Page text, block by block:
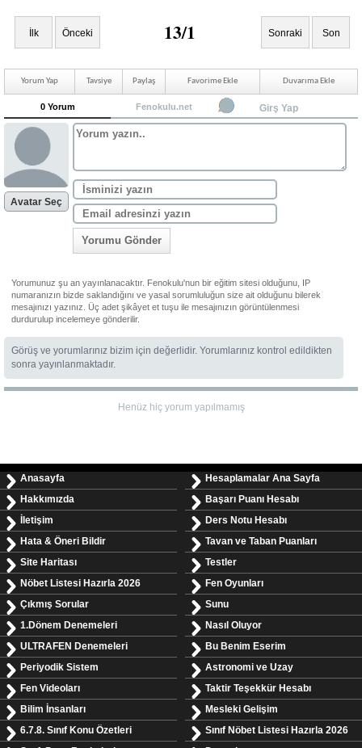
İlk Önceki 13/1 Sonraki Son
Yorum Yap Tavsiye Paylaş Favorime Ekle Duvarıma Ekle
0 Yorum Fenokulu.net Girş Yap
Avatar Seç
Yorumu Gönder
Yorumunuz şu an yayınlanacaktır. Fenokulu'nun bir eğitim sitesi olduğunu, IP
numaranızın bizde saklandığını ve yasal sorumluluğun size ait olduğunu bilerek
mesajınızı yazınız. Üç adet şikâyet et tuşu ile mesajınızın görüntülenmesi
durdurulup incelemeye gönderilir.
Görüş ve yorumlarınız bizim için değerlidir. Yorumlarınız kontrol edildikten
sonra yayınlanmaktadır.
Henüz hiç yorum yapılmamış
Anasayfa
Hakkımızda
İletişim
Hata & Öneri Bildir
Site Haritası
Nöbet Listesi Hazırla 2026
Çıkmış Sorular
1.Dönem Denemeleri
ULTRAFEN Denemeleri
Periyodik Sistem
Fen Videoları
Bilim İnsanları
6.7.8. Sınıf Konu Özetleri
Hesaplamalar Ana Sayfa
Başarı Puanı Hesabı
Ders Notu Hesabı
Tavan ve Taban Puanları
Testler
Fen Oyunları
Sunu
Nasıl Oluyor
Bu Benim Eserim
Astronomi ve Uzay
Taktir Teşekkür Hesabı
Mesleki Gelişim
Sınıf Nöbet Listesi Hazırla 2026